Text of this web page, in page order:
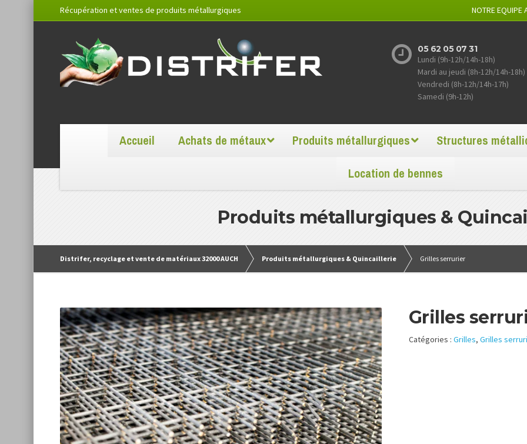
Récupération et ventes de produits métallurgiques NOTRE EQUIPE
05 62 05 07 31
Lundi (9h-12h/14h-18h)
Mardi au jeudi (8h-12h/14h-18h)
Vendredi (8h-12h/14h-17h)
Samedi (9h-12h)
Accueil Achats de métaux Produits métallurgiques Structures
Location de bennes
Produits métallurgiques &
Distrifer, recyclage et vente de matériaux 32000 AUCH Produits métallurgiques & Quincaillerie Grilles serrurier
Grilles
Catégories : Grilles, Grilles